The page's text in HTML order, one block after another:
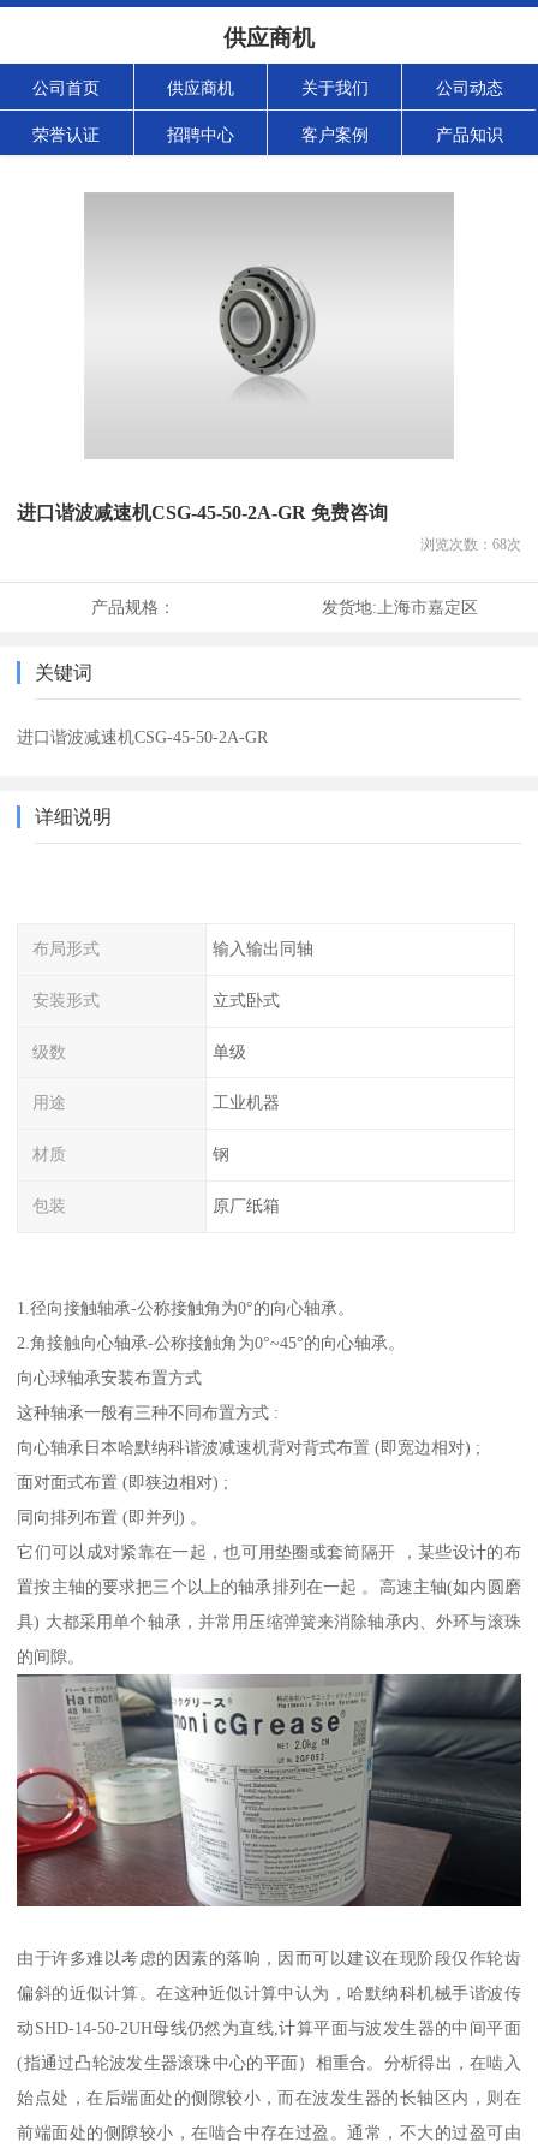
供应商机
公司首页 供应商机 关于我们 公司动态
荣誉认证 招聘中心 客户案例 产品知识
进口谐波减速机CSG-45-50-2A-GR 免费咨询
浏览次数： 68次
产品规格： 发货地: 上海市嘉定区
关键词
进口谐波减速机CSG-45-50-2A-GR
详细说明
布局形式 输入输出同轴
安装形式 立式卧式
级数 单级
用途 工业机器
材质 钢
包装 原厂纸箱
1.径向接触轴承-公称接触角为0°的向心轴承。
2.角接触向心轴承-公称接触角为0°~45°的向心轴承。
向心球轴承安装布置方式
这种轴承一般有三种不同布置方式 :
向心轴承日本哈默纳科谐波减速机背对背式布置 (即宽边相对) ;
面对面式布置 (即狭边相对) ;
同向排列布置 (即并列) 。
它们可以成对紧靠在一起，也可用垫圈或套筒隔开 ，某些设计的布
置按主轴的要求把三个以上的轴承排列在一起 。高速主轴(如内圆磨
具) 大都采用单个轴承，并常用压缩弹簧来消除轴承内、外环与滚珠
的间隙。
由于许多难以考虑的因素的落响，因而可以建议在现阶段仅作轮齿
偏斜的近似计算。在这种近似计算中认为，哈默纳科机械手谐波传
动SHD-14-50-2UH母线仍然为直线,计算平面与波发生器的中间平面
(指通过凸轮波发生器滚珠中心的平面）相重合。分析得出，在啮入
始点处，在后端面处的侧隙较小，而在波发生器的长轴区内，则在
前端面处的侧隙较小，在啮合中存在过盈。通常，不大的过盈可由